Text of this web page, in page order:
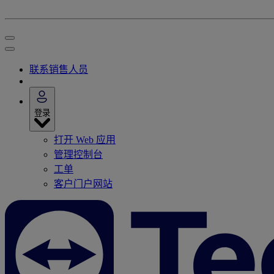
联系销售人员
登录
打开 Web 应用
管理控制台
工单
客户门户网站